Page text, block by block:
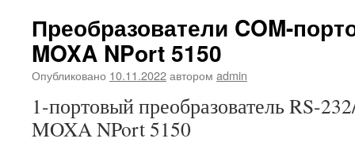
Преобразователи COM-
MOXA NPort 5150
Опубликовано 10.11.2022автором admin
1-портовый преобразователь RS-
MOXA NPort 5150